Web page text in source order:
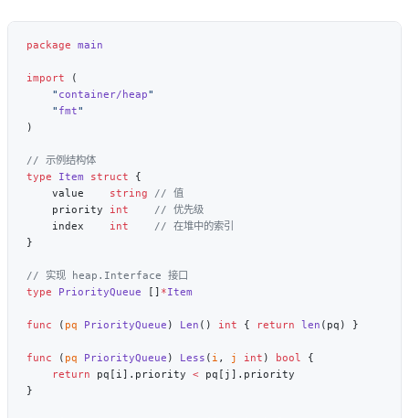
package
import
    "
container/heap
    "
fmt
type Item struct
    value
string
    priority
int
    index
int
type PriorityQueue [] *
func ( pq PriorityQueue ) Len () int { return len
func ( pq PriorityQueue ) Less ( i , j int ) bool
    return
pq[i].priority <